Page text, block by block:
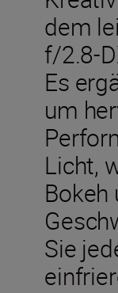
dem
f/2.8-
Es
um
Licht,
Bokeh
Sie